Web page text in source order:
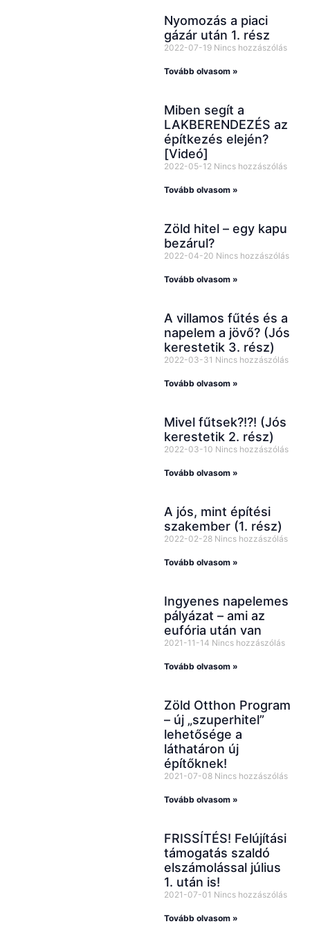
Nyomozás a piaci
gázár után 1. rész
2022-07-19 Nincs hozzászólás
Tovább olvasom »
Miben segít a
LAKBERENDEZÉS az
építkezés elején?
[Videó]
2022-05-12 Nincs hozzászólás
Tovább olvasom »
Zöld hitel – egy kapu
bezárul?
2022-04-20 Nincs hozzászólás
Tovább olvasom »
A villamos fűtés és a
napelem a jövő? (Jós
kerestetik 3. rész)
2022-03-31 Nincs hozzászólás
Tovább olvasom »
Mivel fűtsek?!?! (Jós
kerestetik 2. rész)
2022-03-10 Nincs hozzászólás
Tovább olvasom »
A jós, mint építési
szakember (1. rész)
2022-02-28 Nincs hozzászólás
Tovább olvasom »
Ingyenes napelemes
pályázat – ami az
eufória után van
2021-11-14 Nincs hozzászólás
Tovább olvasom »
Zöld Otthon Program
– új „szuperhitel”
lehetősége a
láthatáron új
építőknek!
2021-07-08 Nincs hozzászólás
Tovább olvasom »
FRISSÍTÉS! Felújítási
támogatás szaldó
elszámolással július
1. után is!
2021-07-01 Nincs hozzászólás
Tovább olvasom »